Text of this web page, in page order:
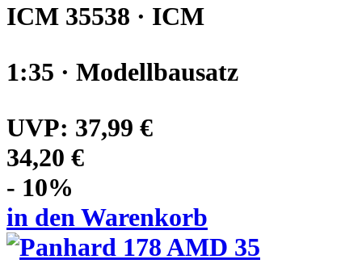
ICM 35538 · ICM
1:35 · Modellbausatz
UVP: 37,99 €
34,20 €
- 10%
in den Warenkorb